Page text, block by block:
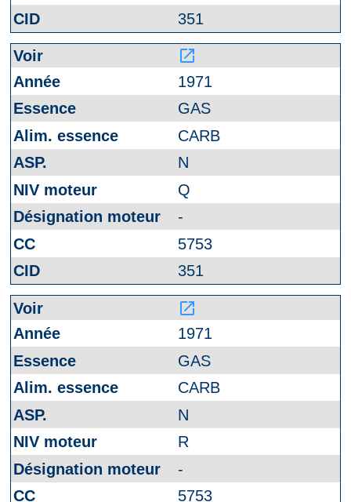
351
launch
1971
GAS
CARB
N
Q
-
5753
351
launch
1971
GAS
CARB
N
R
-
5753